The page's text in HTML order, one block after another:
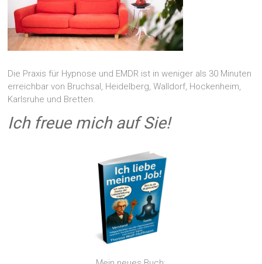
Die Praxis für Hypnose und EMDR ist in weniger als 30 Minuten
erreichbar von Bruchsal, Heidelberg, Walldorf, Hockenheim,
Karlsruhe und Bretten.
Ich freue mich auf Sie!